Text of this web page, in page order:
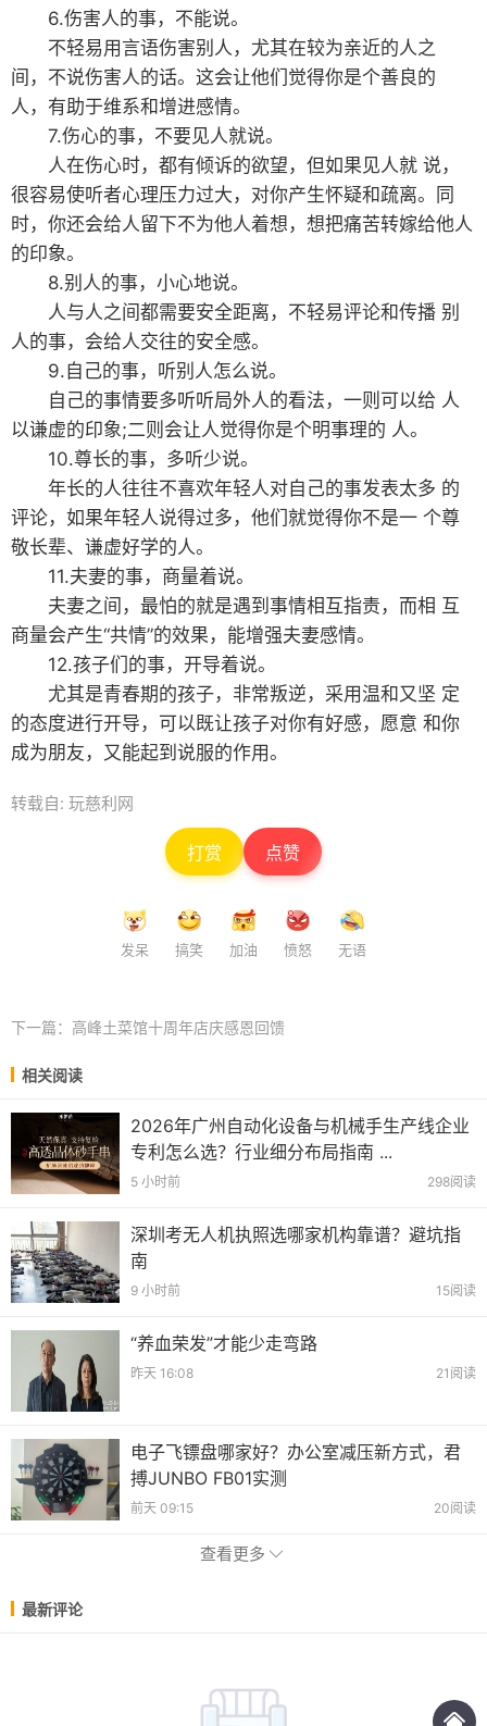
6.伤害人的事，不能说。
不轻易用言语伤害别人，尤其在较为亲近的人之
间，不说伤害人的话。这会让他们觉得你是个善良的
人，有助于维系和增进感情。
7.伤心的事，不要见人就说。
人在伤心时，都有倾诉的欲望，但如果见人就 说，
很容易使听者心理压力过大，对你产生怀疑和疏离。同
时，你还会给人留下不为他人着想，想把痛苦转嫁给他人
的印象。
8.别人的事，小心地说。
人与人之间都需要安全距离，不轻易评论和传播 别
人的事，会给人交往的安全感。
9.自己的事，听别人怎么说。
自己的事情要多听听局外人的看法，一则可以给 人
以谦虚的印象;二则会让人觉得你是个明事理的 人。
10.尊长的事，多听少说。
年长的人往往不喜欢年轻人对自己的事发表太多 的
评论，如果年轻人说得过多，他们就觉得你不是一 个尊
敬长辈、谦虚好学的人。
11.夫妻的事，商量着说。
夫妻之间，最怕的就是遇到事情相互指责，而相 互
商量会产生“共情”的效果，能增强夫妻感情。
12.孩子们的事，开导着说。
尤其是青春期的孩子，非常叛逆，采用温和又坚 定
的态度进行开导，可以既让孩子对你有好感，愿意 和你
成为朋友，又能起到说服的作用。
转载自: 玩慈利网
打赏 点赞
发呆 搞笑 加油 愤怒 无语
下一篇： 高峰土菜馆十周年店庆感恩回馈
相关阅读
2026年广州自动化设备与机械手生产线企业
专利怎么选？行业细分布局指南 ...
5 小时前 298阅读
深圳考无人机执照选哪家机构靠谱？避坑指
南
9 小时前 15阅读
“养血荣发”才能少走弯路
昨天 16:08 21阅读
电子飞镖盘哪家好？办公室减压新方式，君
搏JUNBO FB01实测
前天 09:15 20阅读
查看更多
最新评论